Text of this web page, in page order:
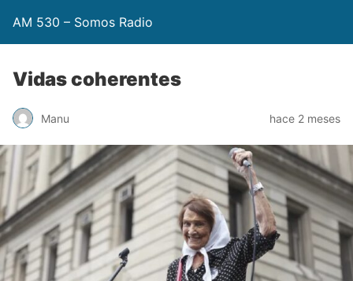
AM 530 – Somos Radio
Vidas coherentes
Manu hace 2 meses